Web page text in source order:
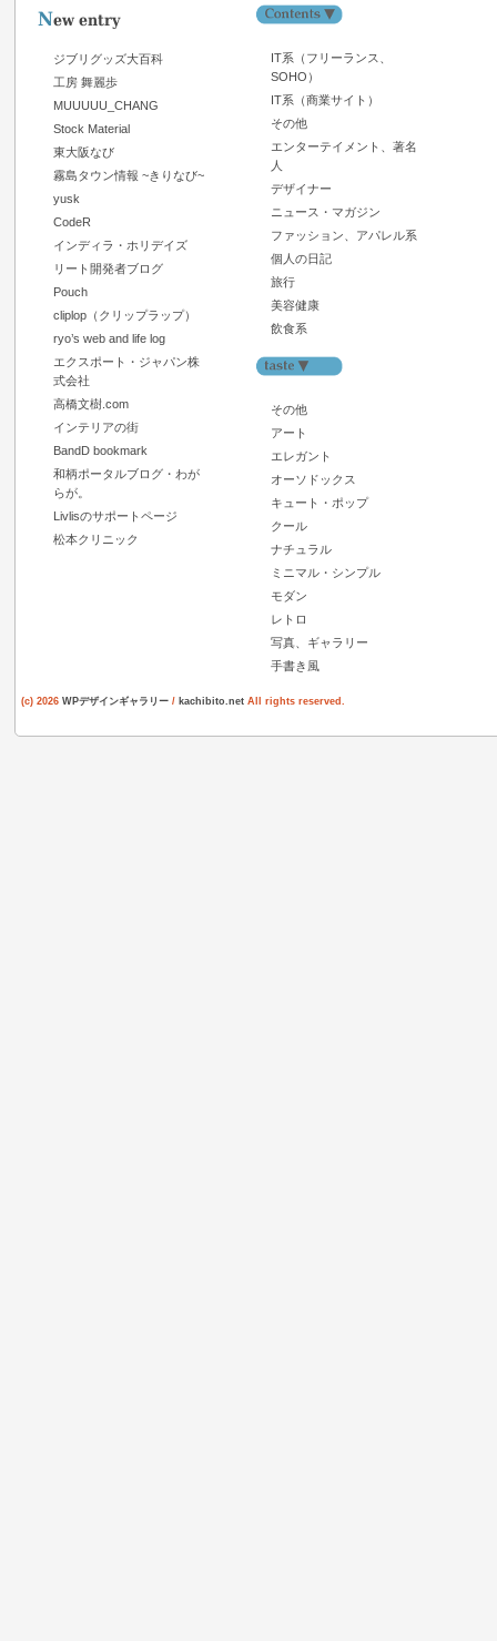
ジブリグッズ大百科
工房 舞麗歩
MUUUUU_CHANG
Stock Material
東大阪なび
霧島タウン情報 ~きりなび~
yusk
CodeR
インディラ・ホリデイズ
リート開発者ブログ
Pouch
cliplop（クリップラップ）
ryo’s web and life log
エクスポート・ジャパン株
式会社
高橋文樹.com
インテリアの街
BandD bookmark
和柄ポータルブログ・わが
らが。
Livlisのサポートページ
松本クリニック
IT系（フリーランス、
SOHO）
IT系（商業サイト）
その他
エンターテイメント、著名
人
デザイナー
ニュース・マガジン
ファッション、アパレル系
個人の日記
旅行
美容健康
飲食系
その他
アート
エレガント
オーソドックス
キュート・ポップ
クール
ナチュラル
ミニマル・シンプル
モダン
レトロ
写真、ギャラリー
手書き風
(c) 2026 WPデザインギャラリー / kachibito.net All rights reserved.